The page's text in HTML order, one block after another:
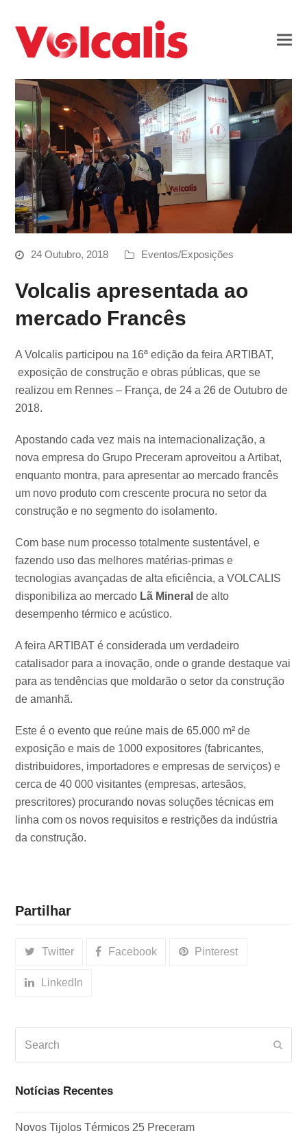
24 Outubro, 2018 Eventos/Exposições
Volcalis apresentada ao
mercado Francês
A Volcalis participou na 16ª edição da feira ARTIBAT,
exposição de construção e obras públicas, que se
realizou em Rennes – França, de 24 a 26 de Outubro de
2018.
Apostando cada vez mais na internacionalização, a
nova empresa do Grupo Preceram aproveitou a Artibat,
enquanto montra, para apresentar ao mercado francês
um novo produto com crescente procura no setor da
construção e no segmento do isolamento.
Com base num processo totalmente sustentável, e
fazendo uso das melhores matérias-primas e
tecnologias avançadas de alta eficiência, a VOLCALIS
disponibiliza ao mercado Lã Mineral de alto
desempenho térmico e acústico.
A feira ARTIBAT é considerada um verdadeiro
catalisador para a inovação, onde o grande destaque vai
para as tendências que moldarão o setor da construção
de amanhã.
Este é o evento que reúne mais de 65.000 m² de
exposição e mais de 1000 expositores (fabricantes,
distribuidores, importadores e empresas de serviços) e
cerca de 40 000 visitantes (empresas, artesãos,
prescritores) procurando novas soluções técnicas em
linha com os novos requisitos e restrições da indústria
da construção.
Partilhar
Twitter Facebook Pinterest
LinkedIn
Notícias Recentes
Novos Tijolos Térmicos 25 Preceram